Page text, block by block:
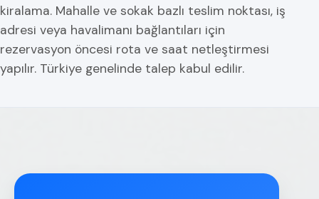
kiralama. Mahalle ve sokak bazlı teslim noktası, iş
adresi veya havalimanı bağlantıları için
rezervasyon öncesi rota ve saat netleştirmesi
yapılır. Türkiye genelinde talep kabul edilir.